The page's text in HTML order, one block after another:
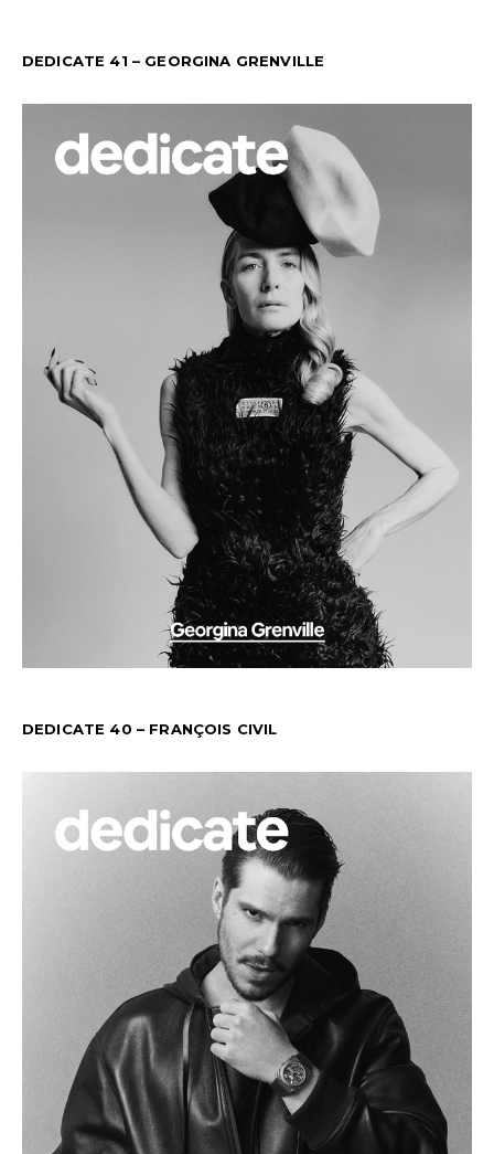
DEDICATE 41 – GEORGINA GRENVILLE
DEDICATE 40 – FRANÇOIS CIVIL